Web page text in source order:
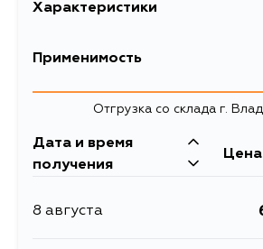
Характеристики
Применимость
Отгрузка со склада г.
Дата и время
получения
Цена
8 августа